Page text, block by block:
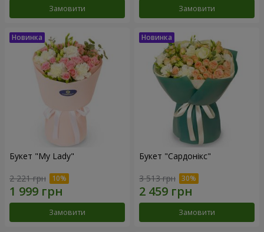
Замовити Замовити
Букет "My Lady"
2 221 грн
Замовити
Букет "Сардонікс"
3 513 грн
Замовити